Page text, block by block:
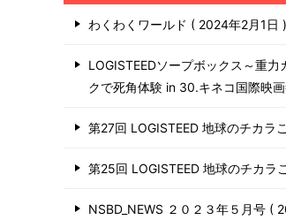
わくわくワールド 2024年2月1日
LOGISTEEDソープボックス～重
クで死角体験 in 30.キネコ国際映
第27回 LOGISTEED 地球のチカラ
第25回 LOGISTEED 地球のチカラ
NSBD_NEWS ２０２３年５月号